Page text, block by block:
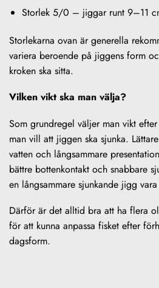
Storlek 5/0 – jiggar runt 9–11
Storlekarna ovan är generella
variera beroende på jiggens form
kroken ska sitta.
Vilken vikt ska man välja?
Som grundregel väljer man vikt
man vill att jiggen ska sjunka.
vatten och långsammare
bättre bottenkontakt och snabbare
en långsammare sjunkande jigg
Därför är det alltid bra att ha flera
för att kunna anpassa fisket efter
dagsform.